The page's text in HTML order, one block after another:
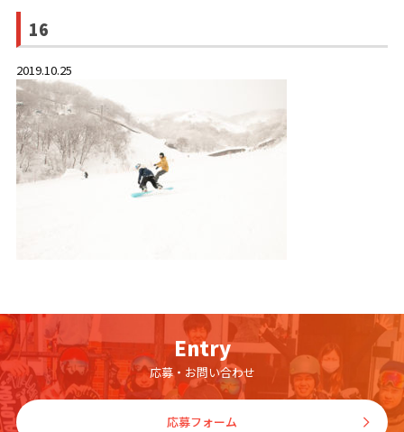
16
2019.10.25
Entry
応募・お問い合わせ
応募フォーム